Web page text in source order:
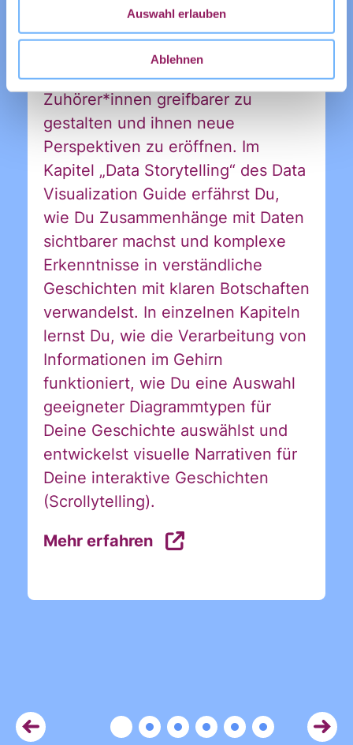
Auswahl erlauben
Ablehnen
Diese Lerneinheit unterstützt Dich,
mit Datenstorytelling deine
Botschaften für Deine speziellen
Zuhörer*innen greifbarer zu
gestalten und ihnen neue
Perspektiven zu eröffnen. Im
Kapitel „Data Storytelling“ des Data
Visualization Guide erfährst Du,
wie Du Zusammenhänge mit Daten
sichtbarer machst und komplexe
Erkenntnisse in verständliche
Geschichten mit klaren Botschaften
verwandelst. In einzelnen Kapiteln
lernst Du, wie die Verarbeitung von
Informationen im Gehirn
funktioniert, wie Du eine Auswahl
geeigneter Diagrammtypen für
Deine Geschichte auswählst und
entwickelst visuelle Narrativen für
Deine interaktive Geschichten
(Scrollytelling).
Mehr erfahren
Einwilligung
Ja, ich möchte den Newsletter
des Civic Data Lab per E-Mail
erhalten. Diese Einwilligung
kann ich jederzeit widerrufen.
Ich habe die Hinweise zum
Widerruf und der Verarbeitung
der Daten in den
Datenschutzvereinbarungen
gelesen und stimme diesen zu.
*
ANMELDEN